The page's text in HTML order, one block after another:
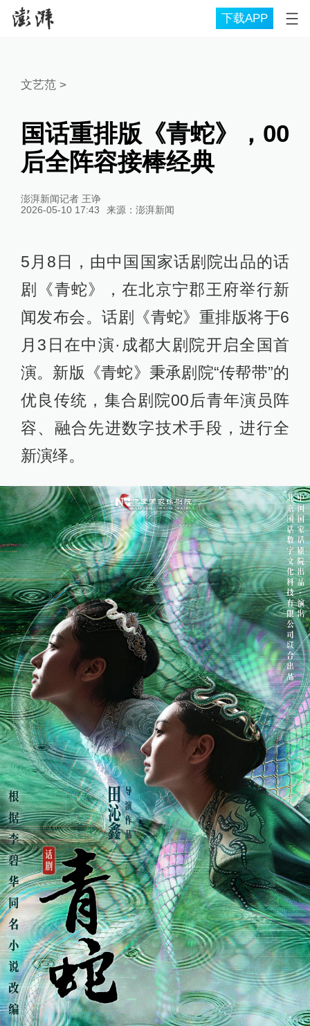
下载APP
文艺范>
国话重排版《青蛇》，00
后全阵容接棒经典
澎湃新闻记者 王诤
2026-05-10 17:43
来源： 澎湃新闻
5月8日，由中国国家话剧院出品的话
剧《青蛇》，在北京宁郡王府举行新
闻发布会。话剧《青蛇》重排版将于6
月3日在中演·成都大剧院开启全国首
演。新版《青蛇》秉承剧院“传帮带”的
优良传统，集合剧院00后青年演员阵
容、融合先进数字技术手段，进行全
新演绎。